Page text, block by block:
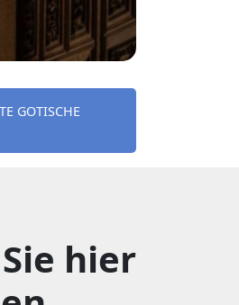
KIR
hier